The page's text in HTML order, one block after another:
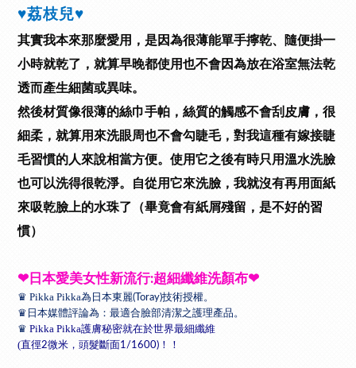
♥荔枝兒♥
其實我本來那麼愛用，是因為很薄能單手擰乾、隨便掛一
小時就乾了，就算早晚都使用也不會因為放在浴室無法乾
透而產生細菌或異味。
然後材質像很薄的絲巾手帕，絲質的觸感不會刮皮膚，很
細柔，就算用來洗眼周也不會勾睫毛，對我這種有嫁接睫
毛習慣的人來說相當方便。使用它之後有時只用溫水洗臉
也可以洗得很乾淨。
自從用它來洗臉，我就沒有再用面紙
來吸乾臉上的水珠了（畢竟會有紙屑殘留，是不好的習
慣）
❤ 日本愛美女性新流行:超細纖維洗顏布❤
♛ Pikka Pikka為日本東麗(Toray)技術授權。
♛ 日本媒體評論為：最適合臉部清潔之護理產品。
♛ Pikka Pikka護膚秘密就在於世界最細纖維
(直徑2微米，頭髮斷面1/1600) ！！